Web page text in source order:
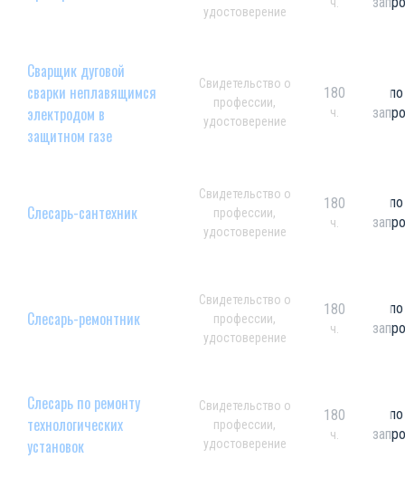
удостоверение
Сварщик дуговой
сварки неплавящимся
электродом в
защитном газе
Свидетельство о
профессии,
удостоверение
180
ч.
по
Слесарь-сантехник
Свидетельство о
профессии,
удостоверение
180
ч.
по
Слесарь-ремонтник
Свидетельство о
профессии,
удостоверение
180
ч.
по
Слесарь по ремонту
технологических
установок
Свидетельство о
профессии,
удостоверение
180
ч.
по